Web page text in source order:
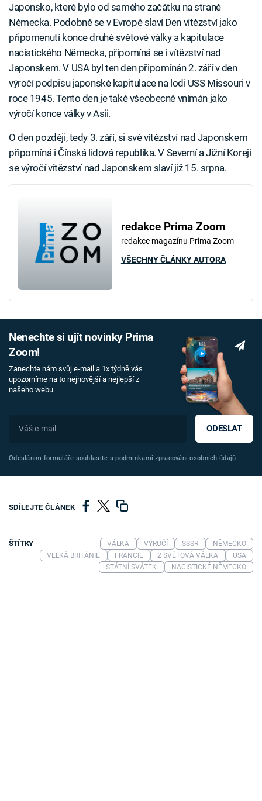
Japonsko, které bylo od samého začátku na straně
Německa. Podobně se v Evropě slaví Den vítězství jako
připomenutí konce druhé světové války a kapitulace
nacistického Německa, připomíná se i vítězství nad
Japonskem. V USA byl ten den připomínán 2. září v den
výročí podpisu japonské kapitulace na lodi USS Missouri v
roce 1945. Tento den je také všeobecně vnímán jako
výročí konce války v Asii.
O den později, tedy 3. září, si své vítězství nad Japonskem
připomíná i Čínská lidová republika. V Severní a Jižní Koreji
se výročí vítězství nad Japonskem slaví již 15. srpna.
redakce Prima Zoom
redakce magazínu Prima Zoom
VŠECHNY ČLÁNKY AUTORA
Nenechte si ujít novinky Prima
Zoom!
Zanechte nám svůj e-mail a 1x týdně vás
upozorníme na to nejnovější a nejlepší z
našeho webu.
ODESLAT
Odesláním formuláře souhlasíte spodmínkami zpracování osobních údajů
SDÍLEJTE ČLÁNEK
ŠTÍTKY VÁLKA VÝROČÍ SSSR
NĚMECKO
VELKÁ BRITÁNIE
FRANCIE 2 SVĚTOVÁ VÁLKA
USA
STÁTNÍ SVÁTEK
NACISTICKÉ NĚMECKO